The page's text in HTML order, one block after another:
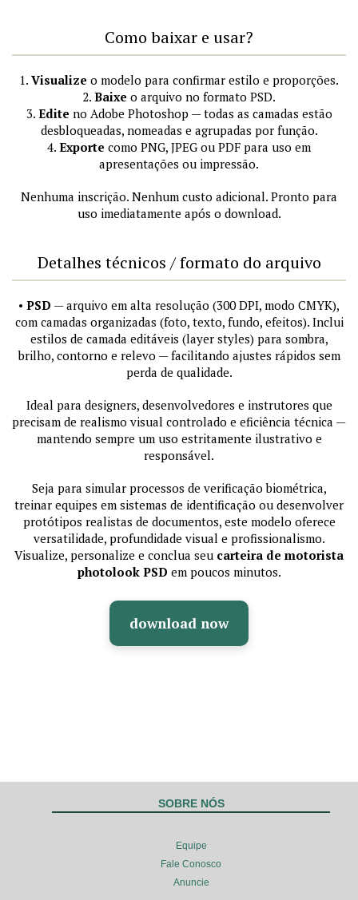
Como baixar e usar?
1. Visualize o modelo para confirmar estilo e proporções.
2. Baixe o arquivo no formato PSD.
3. Edite no Adobe Photoshop — todas as camadas estão
desbloqueadas, nomeadas e agrupadas por função.
4. Exporte como PNG, JPEG ou PDF para uso em
apresentações ou impressão.
Nenhuma inscrição. Nenhum custo adicional. Pronto para
uso imediatamente após o download.
Detalhes técnicos / formato do arquivo
• PSD — arquivo em alta resolução (300 DPI, modo CMYK),
com camadas organizadas (foto, texto, fundo, efeitos). Inclui
estilos de camada editáveis (layer styles) para sombra,
brilho, contorno e relevo — facilitando ajustes rápidos sem
perda de qualidade.
Ideal para designers, desenvolvedores e instrutores que
precisam de realismo visual controlado e eficiência técnica —
mantendo sempre um uso estritamente ilustrativo e
responsável.
Seja para simular processos de verificação biométrica,
treinar equipes em sistemas de identificação ou desenvolver
protótipos realistas de documentos, este modelo oferece
versatilidade, profundidade visual e profissionalismo.
Visualize, personalize e conclua seu carteira de motorista
photolook PSD em poucos minutos.
download now
SOBRE NÓS
Equipe
Fale Conosco
Anuncie